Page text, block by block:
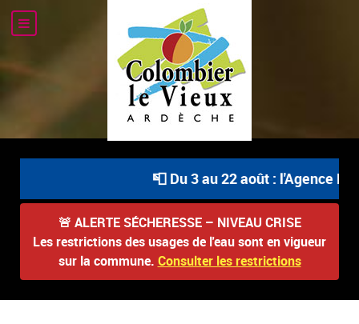
📮 Du 3 au 22 août : l'Agence
🚨 ALERTE SÉCHERESSE – NIVEAU CRISE
Les restrictions des usages de l'eau sont en vigueur
sur la commune. Consulter les restrictions